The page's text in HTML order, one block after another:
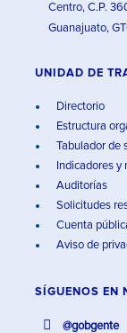
Centro, C.P.
Guanajuato,
UNIDAD DE
Directorio
Estructura
Tabulador de
Indicadores y
Auditorías
Solicitudes
Cuenta
Aviso de
SÍGUENOS EN
@gobgente